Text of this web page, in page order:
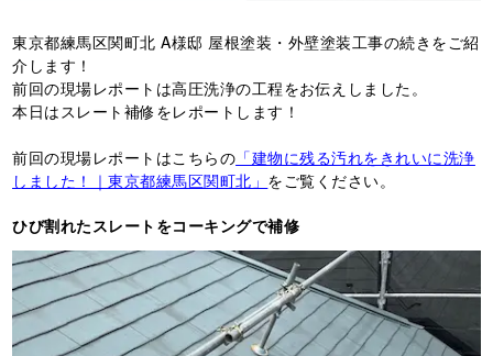
東京都練馬区関町北 A様邸 屋根塗装・外壁塗装工事の続きをご紹
介します！
前回の現場レポートは高圧洗浄の工程をお伝えしました。
本日はスレート補修をレポートします！
前回の現場レポートはこちらの 「建物に残る汚れをきれいに洗浄
しました！｜東京都練馬区関町北」 をご覧ください。
ひび割れたスレートをコーキングで補修